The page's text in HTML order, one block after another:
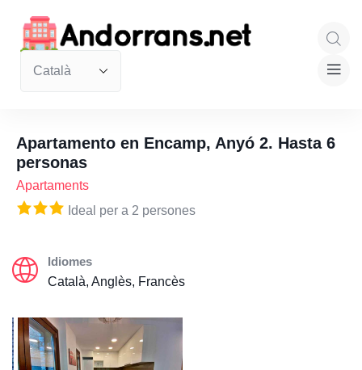
Apartamento en Encamp, Anyó 2. Hasta 6
personas
Apartaments
Ideal per a 2 persones
Idiomes
Català, Anglès, Francès